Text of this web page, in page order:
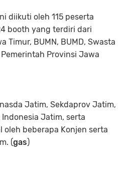
diikuti oleh 115 peserta
booth yang terdiri dari
Timur, BUMN, BUMD, Swasta
Provinsi Jawa
Jatim, Sekdaprov Jatim,
Jatim, serta
oleh beberapa Konjen serta
(gas)